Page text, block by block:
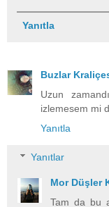
Yanıtla
Buzlar
Uzun
izlemesem mi
Yanıtla
Yanıtlar
Mor Düşler
Tam da bu